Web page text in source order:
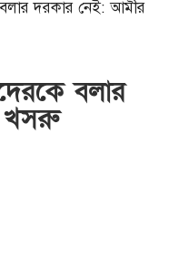
দরকার নেই: আমীর
বলার
খসরু